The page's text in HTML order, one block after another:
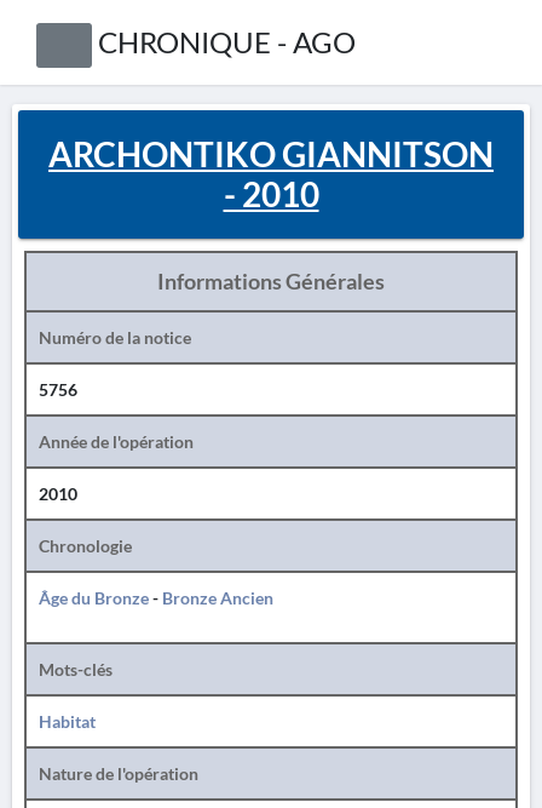
CHRONIQUE - AGO
ARCHONTIKO GIANNITSON
- 2010
Informations Générales
Numéro de la notice
5756
Année de l'opération
2010
Chronologie
Âge du Bronze- Bronze Ancien
Mots-clés
Habitat
Nature de l'opération